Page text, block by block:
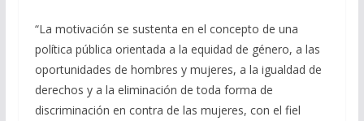
“La motivación se sustenta en el concepto de una
política pública orientada a la equidad de género, a las
oportunidades de hombres y mujeres, a la igualdad de
derechos y a la eliminación de toda forma de
discriminación en contra de las mujeres, con el fiel